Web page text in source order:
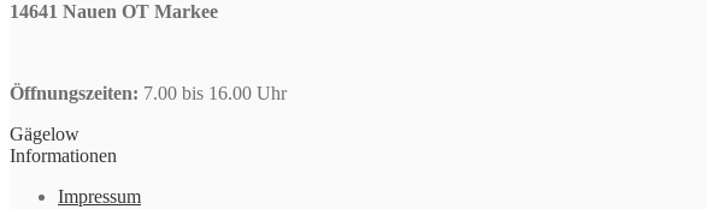
14641 Nauen OT Markee
Öffnungszeiten: 7.00 bis 16.00 Uhr
Gägelow
Informationen
Impressum